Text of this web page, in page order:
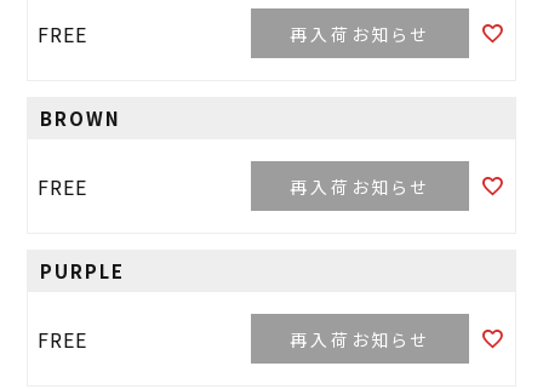
FREE 再入荷お知らせ
BROWN
FREE 再入荷お知らせ
PURPLE
FREE 再入荷お知らせ